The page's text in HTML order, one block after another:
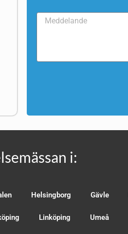
i:
Helsingborg Gävle
Linköping Umeå